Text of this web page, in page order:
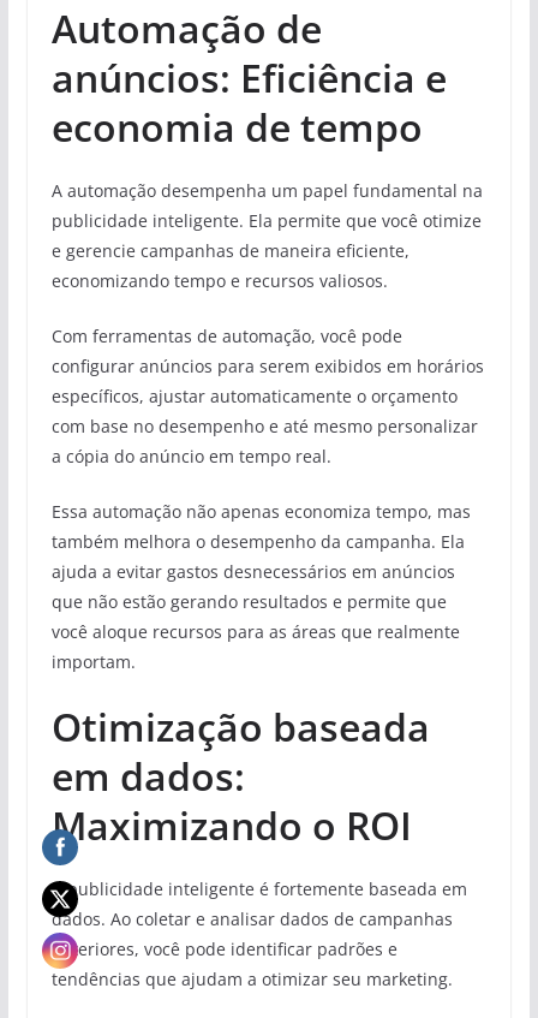
Automação de
anúncios: Eficiência e
economia de tempo
A automação desempenha um papel fundamental na
publicidade inteligente. Ela permite que você otimize
e gerencie campanhas de maneira eficiente,
economizando tempo e recursos valiosos.
Com ferramentas de automação, você pode
configurar anúncios para serem exibidos em horários
específicos, ajustar automaticamente o orçamento
com base no desempenho e até mesmo personalizar
a cópia do anúncio em tempo real.
Essa automação não apenas economiza tempo, mas
também melhora o desempenho da campanha. Ela
ajuda a evitar gastos desnecessários em anúncios
que não estão gerando resultados e permite que
você aloque recursos para as áreas que realmente
importam.
Otimização baseada
em dados:
Maximizando o ROI
A publicidade inteligente é fortemente baseada em
dados. Ao coletar e analisar dados de campanhas
anteriores, você pode identificar padrões e
tendências que ajudam a otimizar seu marketing.